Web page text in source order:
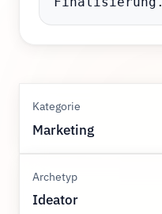
Kategorie
Marketing
Archetyp
Ideator